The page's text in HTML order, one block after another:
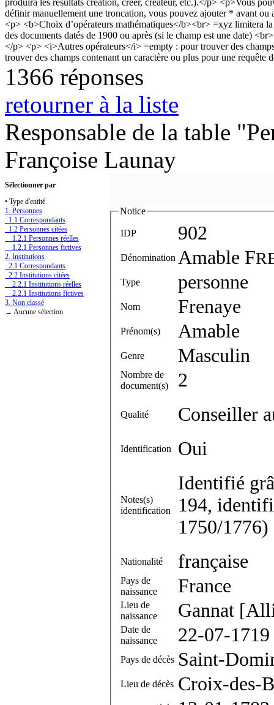
1366 réponses
retourner à la liste
Responsable de la table
Françoise Launay
Sélectionner par
• Type d'entité
1. Personnes
1.1 Correspondants
1.2 Personnes citées
1.2.1 Personnes réelles
1.2.1 Personnes fictives
2. Institutions
2.1 Correspondants
2.2 Institutions citées
2.2.1 Institutions réelles
2.2.1 Institutions fictives
3. Non classé
→ Aucune sélection
Notice
IDP 902
Dénomination Amable F
Type personne
Nom Frenaye
Prénom(s) Amable
Genre Masculin
Nombre de
document(s)
2
Qualité Conseiller
Identification Oui
Notes(s)
identification
Identifié
194,
1750/1776)
Nationalité française
Pays de
naissance
France
Lieu de
naissance
Gannat
Date de
naissance
22-07-1719
Pays de décès Saint-
Lieu de décès Croix-des-